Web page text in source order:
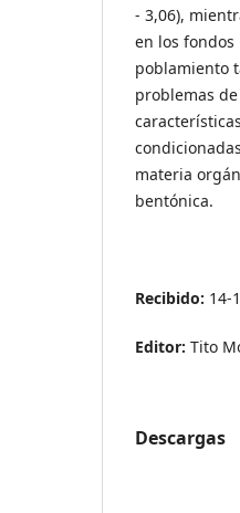
- 3,06),
en los fondos
poblamiento
problemas
materia
bentónica.
Recibido: 14-
Editor: Tito
Descargas